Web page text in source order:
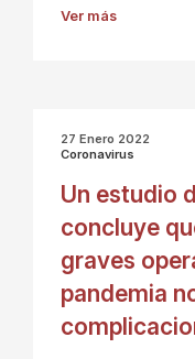
Ver más
27 Enero 2022
Coronavirus
Un estudio
concluye
graves
pandemia